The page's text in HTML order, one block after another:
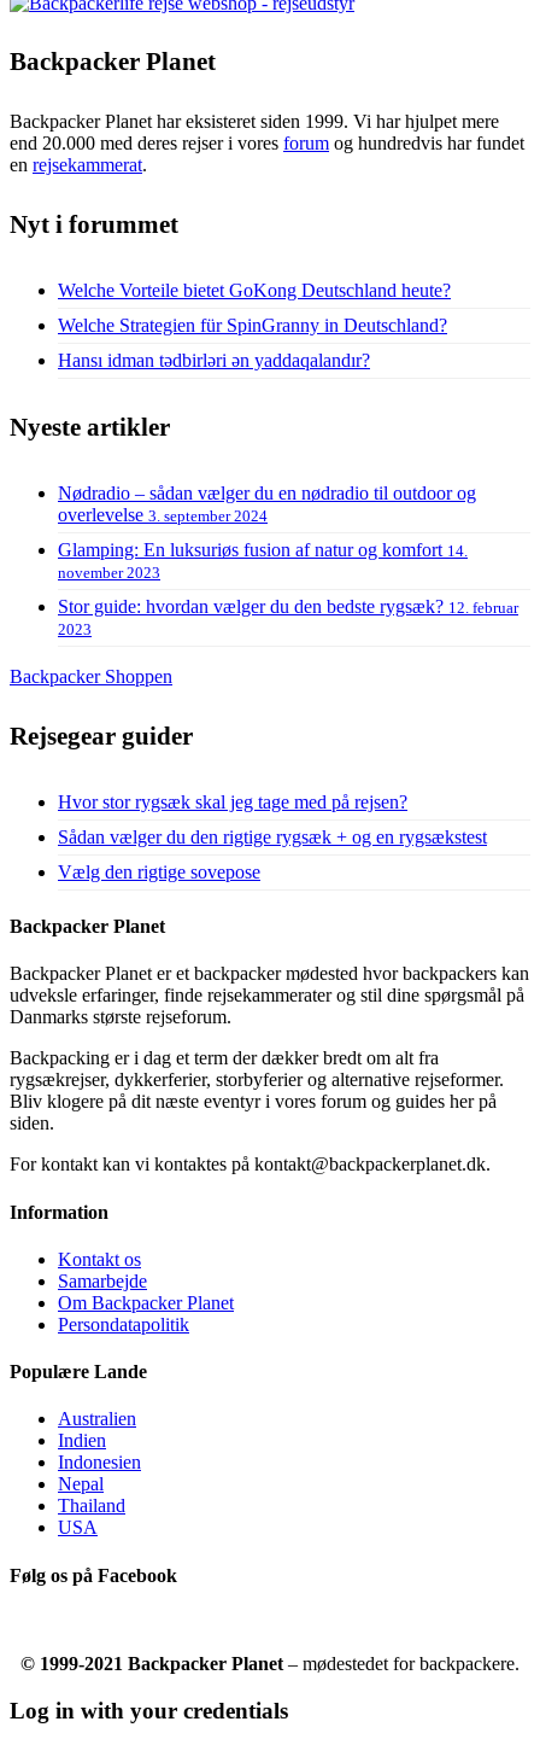
Backpacker Planet
Backpacker Planet har eksisteret siden 1999. Vi har hjulpet mere
end 20.000 med deres rejser i vores forum og hundredvis har fundet
en rejsekammerat.
Nyt i forummet
Welche Vorteile bietet GoKong Deutschland heute?
Welche Strategien für SpinGranny in Deutschland?
Hansı idman tədbirləri ən yaddaqalandır?
Nyeste artikler
Nødradio – sådan vælger du en nødradio til outdoor og
overlevelse 3. september 2024
Glamping: En luksuriøs fusion af natur og komfort 14.
november 2023
Stor guide: hvordan vælger du den bedste rygsæk? 12. februar
2023
Backpacker Shoppen
Rejsegear guider
Hvor stor rygsæk skal jeg tage med på rejsen?
Sådan vælger du den rigtige rygsæk + og en rygsækstest
Vælg den rigtige sovepose
Backpacker Planet
Backpacker Planet er et backpacker mødested hvor backpackers kan
udveksle erfaringer, finde rejsekammerater og stil dine spørgsmål på
Danmarks største rejseforum.
Backpacking er i dag et term der dækker bredt om alt fra
rygsækrejser, dykkerferier, storbyferier og alternative rejseformer.
Bliv klogere på dit næste eventyr i vores forum og guides her på
siden.
For kontakt kan vi kontaktes på kontakt@backpackerplanet.dk.
Information
Kontakt os
Samarbejde
Om Backpacker Planet
Persondatapolitik
Populære Lande
Australien
Indien
Indonesien
Nepal
Thailand
USA
Følg os på Facebook
© 1999-2021 Backpacker Planet – mødestedet for backpackere.
Log in with your credentials